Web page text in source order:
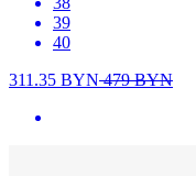
39
40
311.35 BYN479BYN